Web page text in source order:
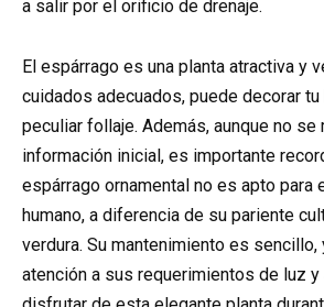
a salir por el orificio de drenaje.
El espárrago es una planta atractiva y
cuidados adecuados, puede decorar tu
peculiar follaje. Además, aunque no se
información inicial, es importante
espárrago ornamental no es apto para
humano, a diferencia de su pariente
verdura. Su mantenimiento es sencillo,
atención a sus requerimientos de luz y